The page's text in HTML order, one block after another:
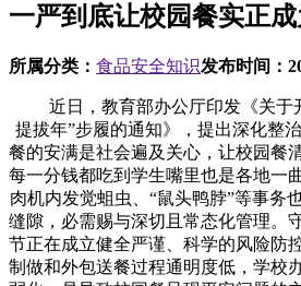
一严到底让校园餐实正
所属分类： 食品安全知识发布时间：
近日，教育部办公厅印发《关于
提拔年”步履的通知》，提出深化整
餐的安满是社会遍及关心，让校园餐
每一分钱都吃到学生嘴里也是各地一
肉机内发觉蛆虫、“鼠头鸭脖”等事务
缝隙，必需赐与深切且常态化管理。
节正在成立健全严谨、科学的风险防
制做和外包送餐过程通明度低，学校